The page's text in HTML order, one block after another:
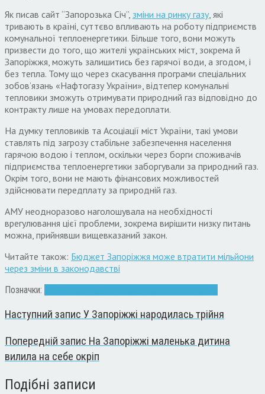
Як писав сайт “Запорозька Січ”, зміни на ринку газу, які
тривають в країні, суттєво впливають на роботу підприємств
комунальної теплоенергетики. Більше того, вони можуть
призвести до того, що жителі українських міст, зокрема й
Запоріжжя, можуть залишитись без гарячої води, а згодом, і
без тепла. Тому що через скасування програми спеціальних
зобов’язань «Нафтогазу України», відтепер комунальні
тепловики зможуть отримувати природний газ відповідно до
контракту лише на умовах передоплати.
На думку тепловиків та Асоціації міст України, такі умови
ставлять під загрозу стабільне забезпечення населення
гарячою водою і теплом, оскільки через борги споживачів
підприємства теплоенергетики заборгували за природний газ.
Окрім того, вони не мають фінансових можливостей
здійснювати передплату за природній газ.
АМУ неодноразово наголошувала на необхідності
врегулювання цієї проблеми, зокрема вирішити низку питань
можна, прийнявши вищевказаний закон.
Читайте також: Бюджет Запоріжжя може втратити мільйони
через зміни в законодавстві
Позначки:
Наступний запис У Запоріжжі народилась трійня
Попередній запис На Запоріжжі маленька дитина
вилила на себе окріп
Подібні записи